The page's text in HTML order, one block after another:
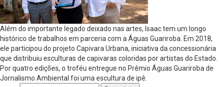
Além do importante legado deixado nas artes, Isaac tem um longo
histórico de trabalhos em parceria com a Águas Guariroba. Em 2018,
ele participou do projeto Capivara Urbana, iniciativa da concessionária
que distribuiu esculturas de capivaras coloridas por artistas do Estado.
Por quatro edições, o troféu entregue no Prêmio Águas Guariroba de
Jornalismo Ambiental foi uma escultura de ipê.